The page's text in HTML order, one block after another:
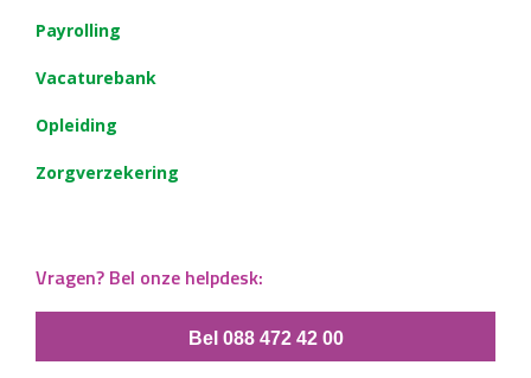
Payrolling
Vacaturebank
Opleiding
Zorgverzekering
Vragen? Bel onze helpdesk:
Bel 088 472 42 00